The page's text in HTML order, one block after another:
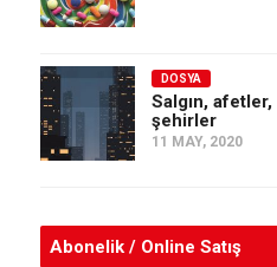
DOSYA
Salgın,
şehirler
11 MAY, 2020
Abonelik / Online Satış